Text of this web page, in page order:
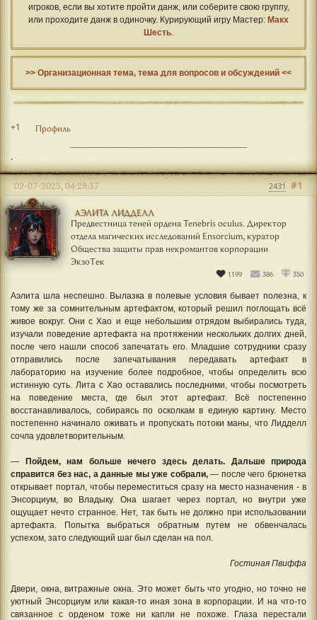
игроков, если вы хотите пройти данж, или соберите свою группу,
или проходите данж в одиночку. Курирующий игру Мастер: Макх
Шесть
>> Организационная тема, тема для вопросов и обсуждений <<
+1 Профиль
.
АЭЛИТА ЛИДДЕЛЛ
Предвестница теней ордена Tenebris oculus. Директор
отдела магических исследований Ensorcium, куратор
Общества защиты прав некромантов корпорации
ЭкзоТек
1199 386 350
#1
02-07-2025, 04:28:37 2431
Аэлита шла неспешно. Вылазка в полевые условия бывает полезна, к
тому же за сомнительным артефактом, который решил поглощать всё
живое вокруг. Они с Хао и еще небольшим отрядом выбирались туда,
изучали поведение артефакта на протяжении нескольких долгих дней,
после чего нашли способ запечатать его. Младшие сотрудники сразу
отправились после запечатывания передавать артефакт в
лабораторию на изучение более подробное, чтобы определить всю
истинную суть. Лита с Хао оставались последними, чтобы посмотреть
на поведение места, где был этот артефакт. Всё постепенно
восстанавливалось, собираясь по осколкам в единую картину. Место
постепенно начинало оживать и пропускать потоки маны, что Лидделл
сочла удовлетворительным.
— Пойдем, нам больше нечего здесь делать. Дальше природа
справится без нас, а данные мы уже собрали,— после чего брюнетка
открывает портал, чтобы переместиться сразу на место назначения - в
Энсорциум, во Владыку. Она шагает через портал, но внутри уже
ощущает нечто странное. Нет, так быть не должно при использовании
артефакта. Попытка выбраться обратным путем не обвенчалась
успехом, зато следующий шаг был сделан на пол.
Гостиная Пвиффа
Двери, окна, витражные окна. Это может быть что угодно, но точно не
уютный Энсорциум или какая-то иная зона в корпорации. И на что-то
связанное с орденом тоже ни капли не похоже. Глаза перестали